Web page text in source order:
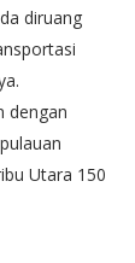
diruang
dengan
Utara 150